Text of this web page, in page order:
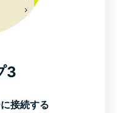
3
接続する